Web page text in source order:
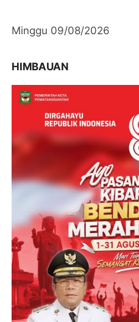
Minggu 09/08/2026
HIMBAUAN